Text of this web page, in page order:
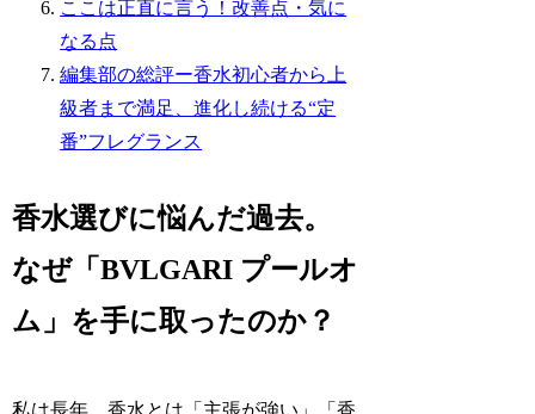
ここは正直に言う！改善点・気に
なる点
編集部の総評ー香水初心者から上
級者まで満足、進化し続ける“定
番”フレグランス
香水選びに悩んだ過去。
なぜ「BVLGARI プールオ
ム」を手に取ったのか？
私は長年、香水とは「主張が強い」「香